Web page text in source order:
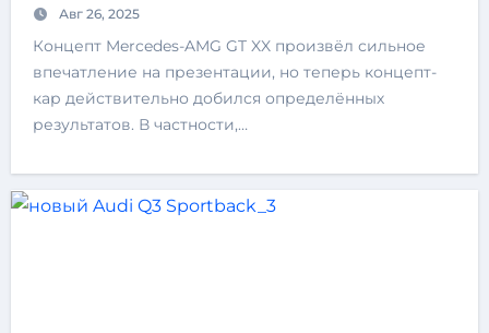
Авг 26, 2025
Концепт Mercedes-AMG GT XX произвёл сильное
впечатление на презентации, но теперь концепт-
кар действительно добился определённых
результатов. В частности,…